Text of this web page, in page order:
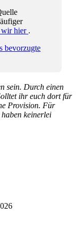
wir hier .
bevorzugte
sein. Durch einen
ihr euch dort für
Provision. Für
keinerlei